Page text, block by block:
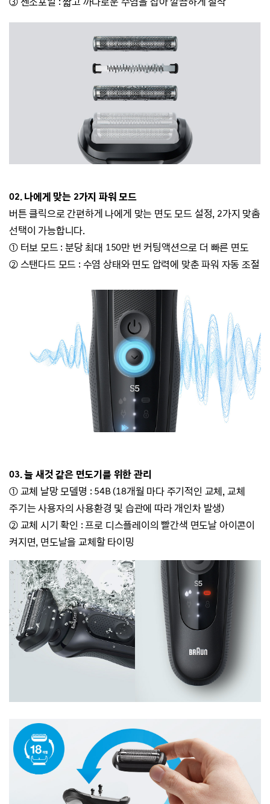
02. 나에게 맞는 2가지 파워 모드
버튼 클릭으로 간편하게 나에게 맞는 면도 모드 설정, 2가지 맞춤
선택이 가능합니다.
① 터보 모드 : 분당 최대 150만 번 커팅액션으로 더 빠른 면도
② 스탠다드 모드 : 수염 상태와 면도 압력에 맞춘 파워 자동 조절
03. 늘 새것 같은 면도기를 위한 관리
① 교체 날망 모델명 : 54B (18개월 마다 주기적인 교체, 교체
주기는 사용자의 사용환경 및 습관에 따라 개인차 발생)
② 교체 시기 확인 : 프로 디스플레이의 빨간색 면도날 아이콘이
켜지면, 면도날을 교체할 타이밍